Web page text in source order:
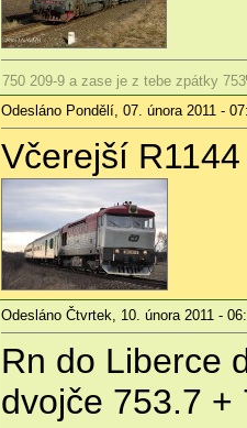
750 209-9 a zase je z tebe zpátky 753
Odesláno Pondělí, 07. února 2011 -
Včerejší
Odesláno Čtvrtek, 10. února 2011 -
Rn do Liberce
dvojče 753.7 +